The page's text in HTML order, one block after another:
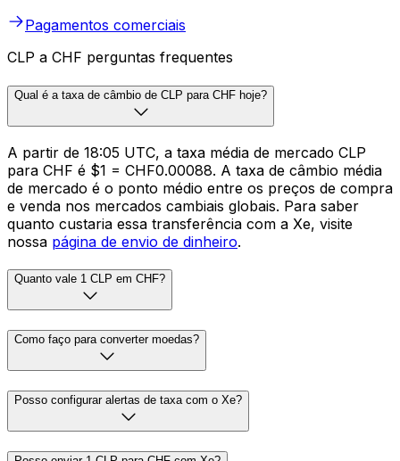
Pagamentos comerciais
CLP a CHF perguntas frequentes
Qual é a taxa de câmbio de CLP para CHF hoje?
A partir de 18:05 UTC, a taxa média de mercado CLP
para CHF é $1 = CHF0.00088. A taxa de câmbio média
de mercado é o ponto médio entre os preços de compra
e venda nos mercados cambiais globais. Para saber
quanto custaria essa transferência com a Xe, visite
nossa página de envio de dinheiro.
Quanto vale 1 CLP em CHF?
Como faço para converter moedas?
Posso configurar alertas de taxa com o Xe?